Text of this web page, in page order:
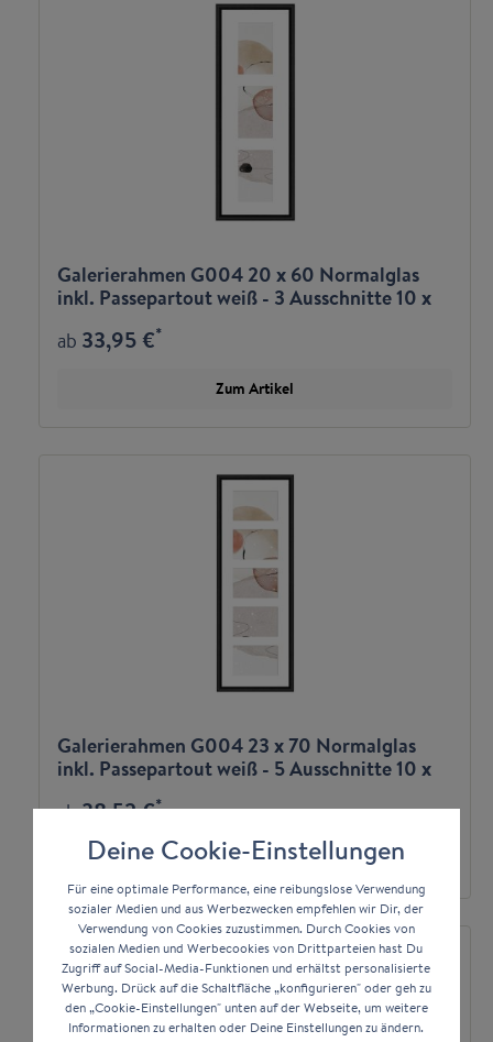
Galerierahmen G004 20 x 60 Normalglas
inkl. Passepartout weiß - 3 Ausschnitte 10 x
ab 33,95 €*
Zum Artikel
Galerierahmen G004 23 x 70 Normalglas
inkl. Passepartout weiß - 5 Ausschnitte 10 x
ab38,52 €*
Zum Artikel
Deine Cookie-Einstellungen
Für eine optimale Performance, eine reibungslose Verwendung
sozialer Medien und aus Werbezwecken empfehlen wir Dir, der
Verwendung von Cookies zuzustimmen. Durch Cookies von
sozialen Medien und Werbecookies von Drittparteien hast Du
Zugriff auf Social-Media-Funktionen und erhältst personalisierte
Werbung. Drück auf die Schaltfläche „konfigurieren" oder geh zu
den „Cookie-Einstellungen" unten auf der Webseite, um weitere
Informationen zu erhalten oder Deine Einstellungen zu ändern.